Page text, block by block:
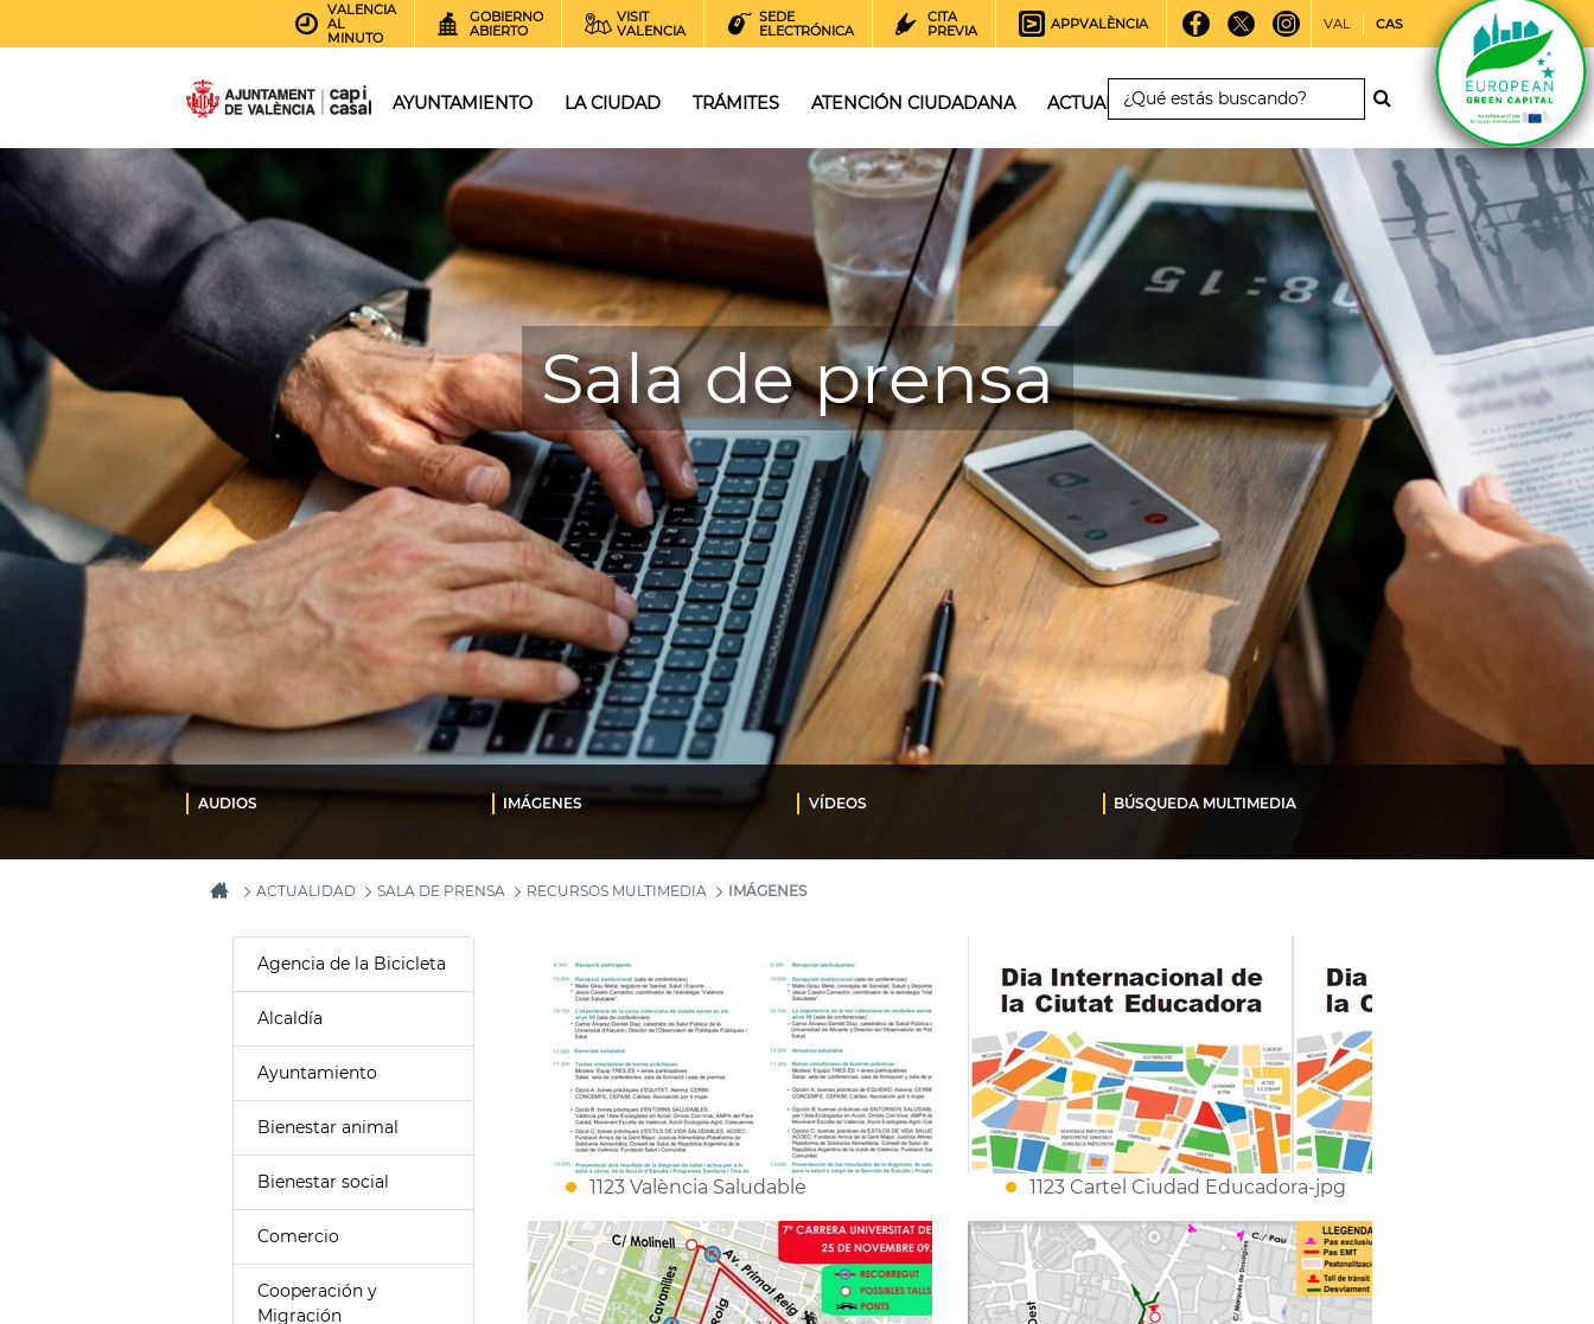
VALENCIA
AL
MINUTO
GOBIERNO
ABIERTO
VISIT
VALENCIA
SEDE
ELECTRÓNICA
CITA
PREVIA
APPVALÈNCIA VAL CAS
AYUNTAMIENTO LA CIUDAD TRÁMITES ATENCIÓN CIUDADANA ACTUALIDAD
Sala de prensa
AUDIOS IMÁGENES VÍDEOS BÚSQUEDA MULTIMEDIA
ACTUALIDAD SALA DE PRENSA RECURSOS MULTIMEDIA IMÁGENES
Agencia de la Bicicleta
Alcaldía
Ayuntamiento
Bienestar animal
Bienestar social
Comercio
Cooperación y
Migración
1123 València Saludable 1123 Cartel Ciudad Educadora-jpg